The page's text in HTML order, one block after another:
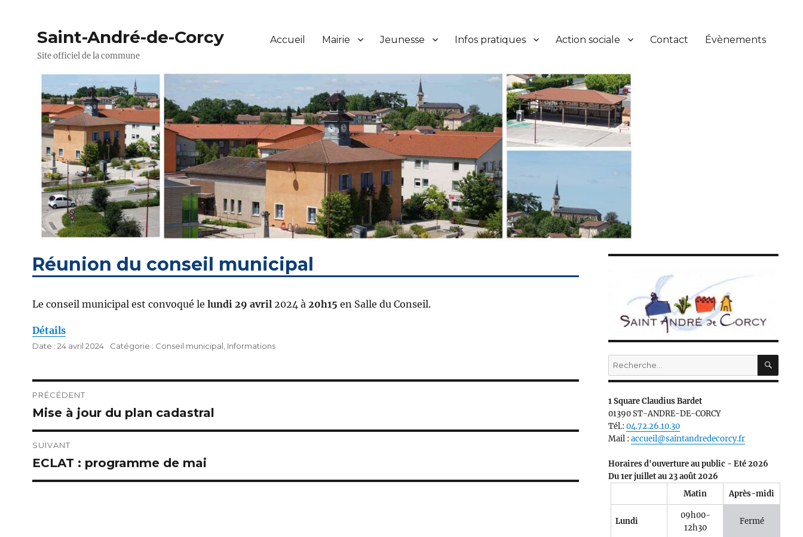
Saint-André-de-Corcy
Site officiel de la commune
Accueil Mairie Jeunesse Infos pratiques Action sociale Contact Évènements
Réunion du conseil municipal
Le conseil municipal est convoqué le lundi 29 avril 2024 à 20h15 en Salle du Conseil.
Détails
Publié
24 avril 2024 Catégories
Conseil municipal, Informations
Navigation
de
l’article
PRÉCÉDENT
Publication
précédente :
Mise à jour du plan cadastral
SUIVANT
Publication
suivante :
ECLAT : programme de mai
Recherche
pour :
1 Square Claudius Bardet
01390 ST-ANDRE-DE-CORCY
Tél.:04.72.26.10.30
Mail :accueil@saintandredecorcy.fr
Horaires d'ouverture au public - Eté 2026
Du 1er juillet au 23 août 2026
Matin
Après-midi
Lundi
09h00-
12h30
Fermé